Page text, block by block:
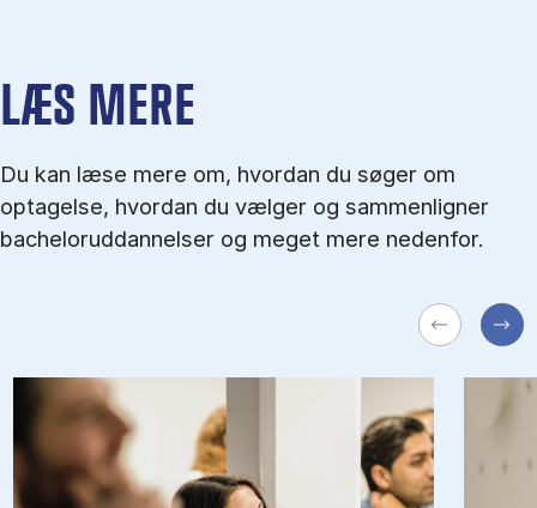
LÆS MERE
Du kan læse mere om, hvordan du søger om
optagelse, hvordan du vælger og sammenligner
bacheloruddannelser og meget mere nedenfor.